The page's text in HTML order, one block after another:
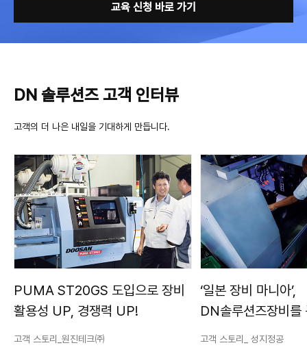
교육 신청 바로 가기
DN 솔루션즈 고객 인터뷰
고객의 더 나은 내일을 기대하게 만듭니다.
PUMA ST20GS 도입으로 장비
활용성 UP, 경쟁력 UP!
고객 스토리_원진테크㈜
‘일본 장비 마니아’,
DN솔루션즈장비를
이유는?
고객 스토리_ 성지정공